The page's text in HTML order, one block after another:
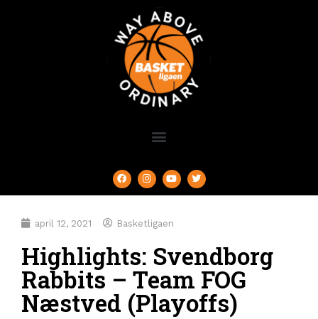
april 12, 2021 Basketligaen
Highlights: Svendborg
Rabbits – Team FOG
Næstved (Playoffs)